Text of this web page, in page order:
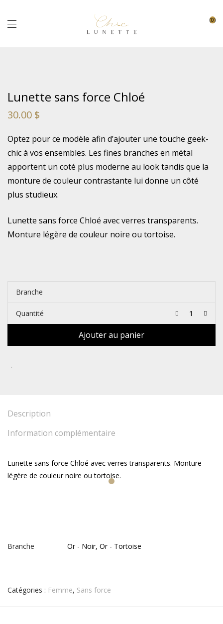
0
Lunette sans force Chloé
30.00 $
Optez pour ce modèle afin d’ajouter une touche geek-
chic à vos ensembles. Les fines branches en métal
apportent un coté plus moderne au look tandis que la
monture de couleur contrastante lui donne un côté
plus studieux.
Lunette sans force Chloé avec verres transparents.
Monture légère de couleur noire ou tortoise.
Branche
Quantité
Ajouter au panier
Description
Information complémentaire
Lunette sans force Chloé avec verres transparents. Monture
légère de couleur noire ou tortoise.
Branche Or - Noir, Or - Tortoise
Catégories : Femme, Sans force